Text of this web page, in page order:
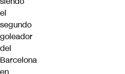
el
segundo
goleador
del
Barcelona